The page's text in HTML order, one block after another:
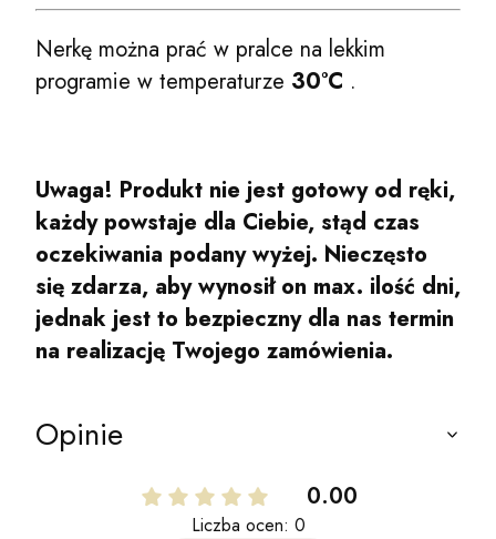
Nerkę można prać w pralce na lekkim
programie w temperaturze 30°C .
Uwaga! Produkt nie jest gotowy od ręki,
każdy powstaje dla Ciebie, stąd czas
oczekiwania podany wyżej. Nieczęsto
się zdarza, aby wynosił on max. ilość dni,
jednak jest to bezpieczny dla nas termin
na realizację Twojego zamówienia.
Opinie
0.00
Liczba ocen: 0